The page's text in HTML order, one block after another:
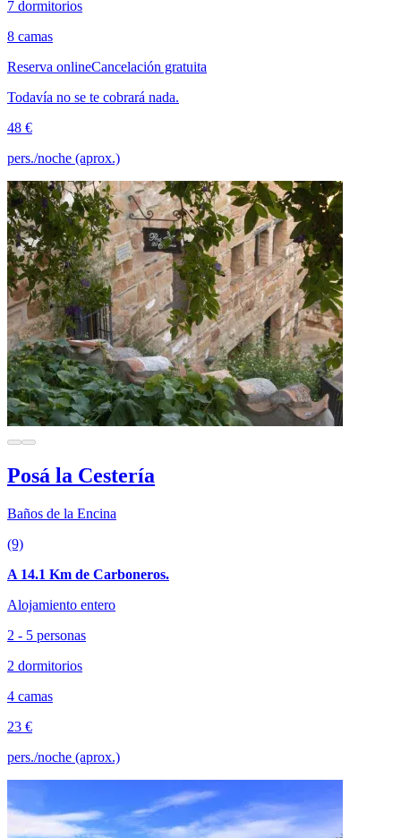
7 dormitorios
8 camas
Reserva onlineCancelación gratuita
Todavía no se te cobrará nada.
48 €
pers./noche (aprox.)
Posá la Cestería
Baños de la Encina
(9)
A 14.1 Km de Carboneros.
Alojamiento entero
2 - 5 personas
2 dormitorios
4 camas
23 €
pers./noche (aprox.)